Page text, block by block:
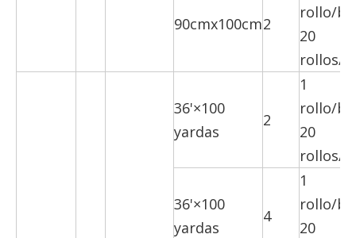
90cmx100cm2
rollo/
20
rollos/
36'×100
yardas
2
1
rollo/
20
rollos/
36'×100
yardas
4
1
rollo/
20